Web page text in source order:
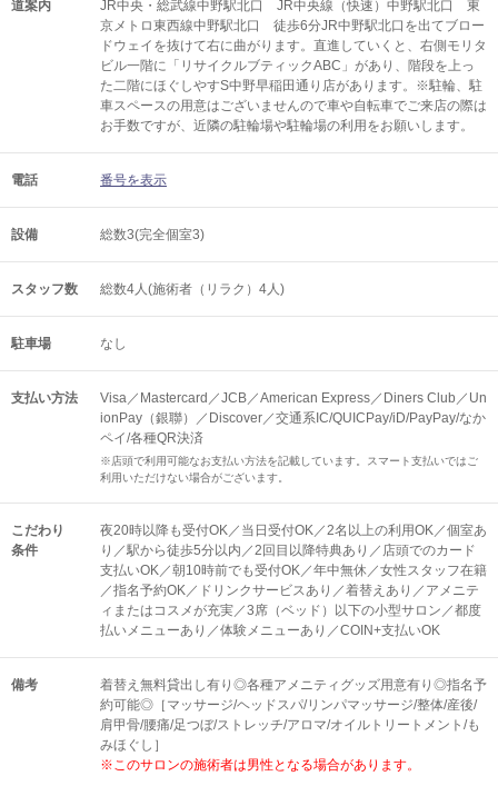
道案内
JR中央・総武線中野駅北口 JR中央線（快速）中野駅北口 東
京メトロ東西線中野駅北口 徒歩6分JR中野駅北口を出てブロー
ドウェイを抜けて右に曲がります。直進していくと、右側モリタ
ビル一階に「リサイクルブティックABC」があり、階段を上っ
た二階にほぐしやすS中野早稲田通り店があります。※駐輪、駐
車スペースの用意はございませんので車や自転車でご来店の際は
お手数ですが、近隣の駐輪場や駐輪場の利用をお願いします。
電話 番号を表示
設備 総数3(完全個室3)
スタッフ数 総数4人(施術者（リラク）4人)
駐車場 なし
支払い方法
Visa／Mastercard／JCB／American Express／Diners Club／Un
ionPay（銀聯）／Discover／交通系IC/QUICPay/iD/PayPay/なか
ペイ/各種QR決済
※店頭で利用可能なお支払い方法を記載しています。スマート支払いではご
利用いただけない場合がございます。
こだわり
条件
夜20時以降も受付OK／当日受付OK／2名以上の利用OK／個室あ
り／駅から徒歩5分以内／2回目以降特典あり／店頭でのカード
支払いOK／朝10時前でも受付OK／年中無休／女性スタッフ在籍
／指名予約OK／ドリンクサービスあり／着替えあり／アメニテ
ィまたはコスメが充実／3席（ベッド）以下の小型サロン／都度
払いメニューあり／体験メニューあり／COIN+支払いOK
備考
着替え無料貸出し有り◎各種アメニティグッズ用意有り◎指名予
約可能◎［マッサージ/ヘッドスパ/リンパマッサージ/整体/産後/
肩甲骨/腰痛/足つぼ/ストレッチ/アロマ/オイルトリートメント/も
みほぐし］
※このサロンの施術者は男性となる場合があります。